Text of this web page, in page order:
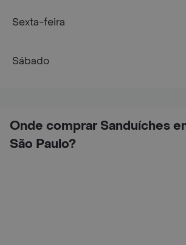
Onde comprar Sanduíches
São Paulo?
Sexta-feira
Sábado